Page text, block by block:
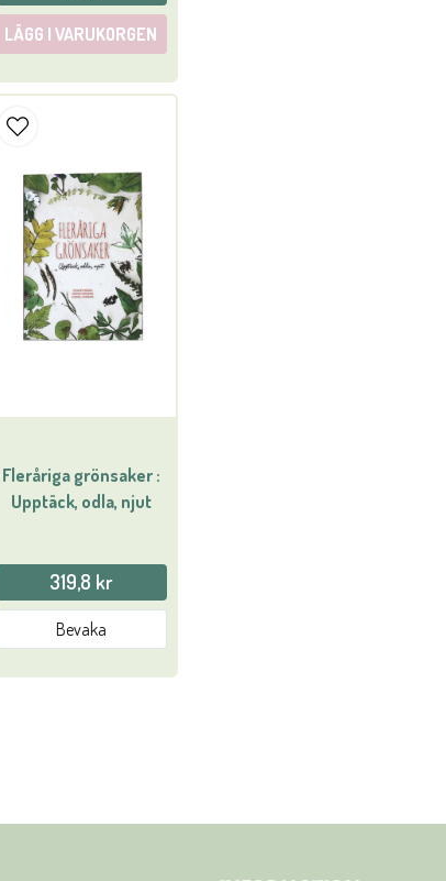
LÄGG I VARUKORGEN
Fleråriga grönsaker :
Upptäck, odla, njut
319,8 kr
Bevaka